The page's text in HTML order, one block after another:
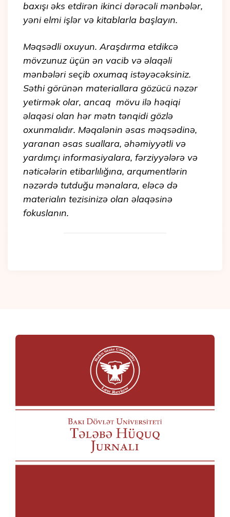
baxışı əks etdirən ikinci dərəcəli mənbələr,
yəni elmi işlər və kitablarla başlayın.
Məqsədli oxuyun. Araşdırma etdikcə
mövzunuz üçün ən vacib və əlaqəli
mənbələri seçib oxumaq istəyəcəksiniz.
Səthi görünən materiallara gözücü nəzər
yetirmək olar, ancaq mövu ilə həqiqi
əlaqəsi olan hər mətn tənqidi gözlə
oxunmalıdır. Məqalənin əsas məqsədinə,
yaranan əsas suallara, əhəmiyyətli və
yardımçı informasiyalara, fərziyyələrə və
nəticələrin etibarlılığına, arqumentlərin
nəzərdə tutduğu mənalara, eləcə də
materialın tezisinizə olan əlaqəsinə
fokuslanın.